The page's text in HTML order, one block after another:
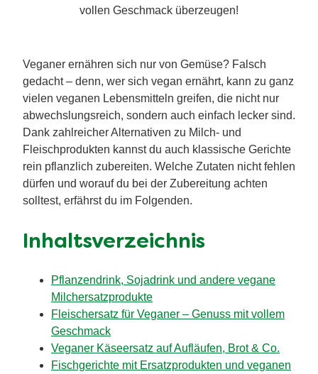
vollen Geschmack überzeugen!
Veganer ernähren sich nur von Gemüse? Falsch
gedacht – denn, wer sich vegan ernährt, kann zu ganz
vielen veganen Lebensmitteln greifen, die nicht nur
abwechslungsreich, sondern auch einfach lecker sind.
Dank zahlreicher Alternativen zu Milch- und
Fleischprodukten kannst du auch klassische Gerichte
rein pflanzlich zubereiten. Welche Zutaten nicht fehlen
dürfen und worauf du bei der Zubereitung achten
solltest, erfährst du im Folgenden.
Inhaltsverzeichnis
Pflanzendrink, Sojadrink und andere vegane
Milchersatzprodukte
Fleischersatz für Veganer – Genuss mit vollem
Geschmack
Veganer Käseersatz auf Aufläufen, Brot & Co.
Fischgerichte mit Ersatzprodukten und veganen